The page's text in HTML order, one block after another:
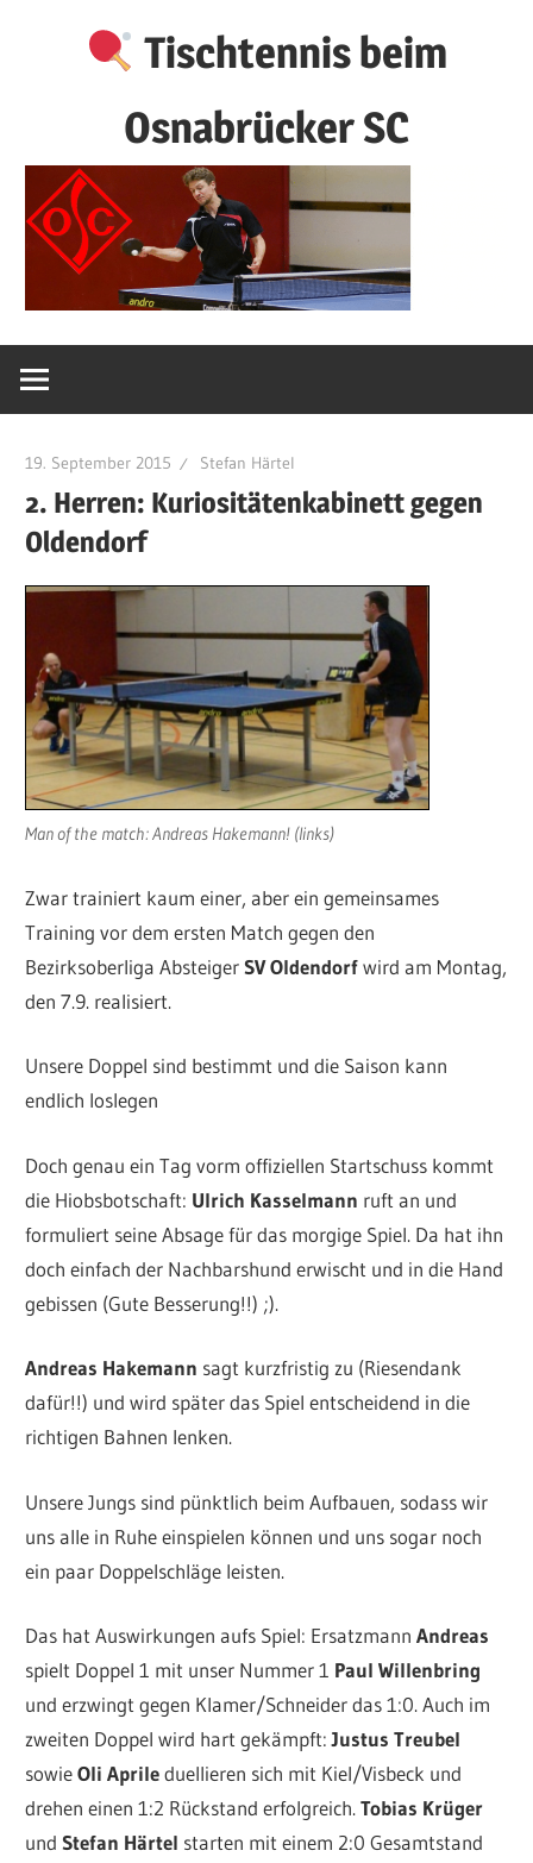
Tischtennis beim
Osnabrücker SC
19. September 2015 Stefan Härtel
2. Herren: Kuriositätenkabinett gegen
Oldendorf
Man of the match: Andreas Hakemann! (links)
Zwar trainiert kaum einer, aber ein gemeinsames
Training vor dem ersten Match gegen den
Bezirksoberliga AbsteigerSV Oldendorfwird am Montag,
den 7.9. realisiert.
Unsere Doppel sind bestimmt und die Saison kann
endlich loslegen
Doch genau ein Tag vorm offiziellen Startschuss kommt
die Hiobsbotschaft: Ulrich Kasselmann ruft an und
formuliert seine Absage für das morgige Spiel. Da hat ihn
doch einfach der Nachbarshund erwischt und in die Hand
gebissen (Gute Besserung!!) ;).
Andreas Hakemann sagt kurzfristig zu (Riesendank
dafür!!) und wird später das Spiel entscheidend in die
richtigen Bahnen lenken.
Unsere Jungs sind pünktlich beim Aufbauen, sodass wir
uns alle in Ruhe einspielen können und uns sogar noch
ein paar Doppelschläge leisten.
Das hat Auswirkungen aufs Spiel: ErsatzmannAndreas
spielt Doppel 1 mit unser Nummer 1 Paul Willenbring
und erzwingt gegen Klamer/Schneider das 1:0. Auch im
zweiten Doppel wird hart gekämpft:Justus Treubel
sowieOli Aprileduellieren sich mit Kiel/Visbeck und
drehen einen 1:2 Rückstand erfolgreich.Tobias Krüger
undStefan Härtel starten mit einem 2:0 Gesamtstand